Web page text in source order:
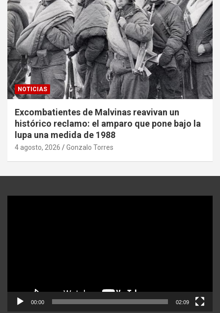
NOTICIAS
Excombatientes de Malvinas reavivan un
histórico reclamo: el amparo que pone bajo la
lupa una medida de 1988
4 agosto, 2026 Gonzalo Torres
00:00 02:09